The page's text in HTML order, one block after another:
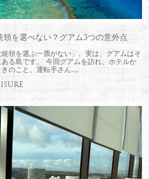
領を選べない？グアム3つの意外点
領を選ぶ一票がない」。実は、グアムはそ
る島です。 今回グアムを訪れ、ホテルか
きのこと。運転手さん…